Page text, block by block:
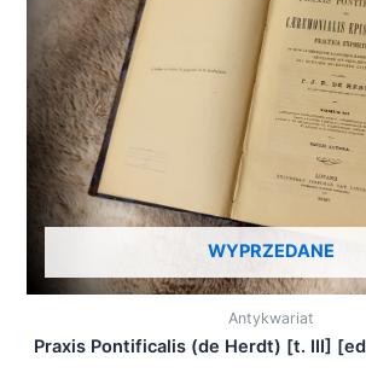
WYPRZEDANE
Antykwariat
Praxis Pontificalis (de Herdt) [t. III]